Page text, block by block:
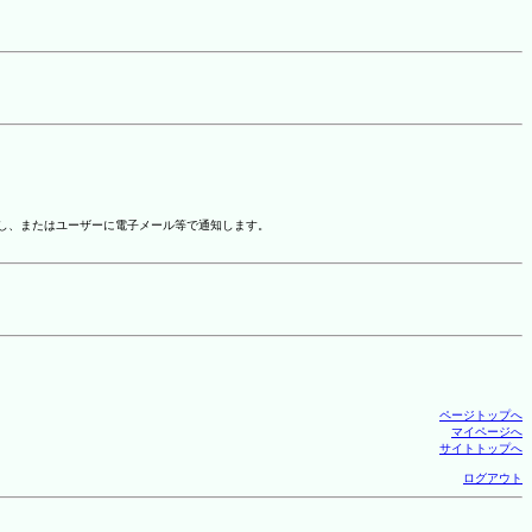
、またはユーザーに電子メール等で通知します。
ページトップへ
マイページへ
サイトトップへ
ログアウト